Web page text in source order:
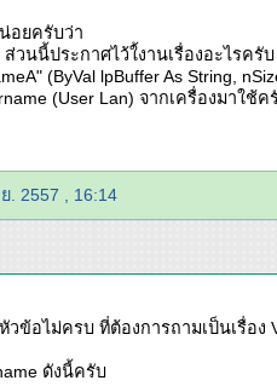
อยครับว่า
ส่วนนี้ประกาศไว้ใ้งานเรื่องอะไรครับ
(ByVal lpBuffer As String,
(User Lan) จากเครื่องมาใช้ค
. 2557 , 16:14
ข้อไม่ครบ ที่ต้องการถามเป็นเรื่อง
ดังนี้ครับ